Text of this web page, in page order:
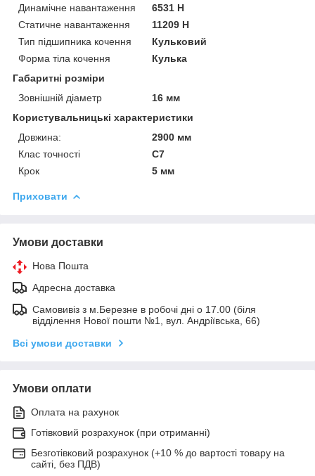
Динамічне навантаження
6531 Н
Статичне навантаження
11209 Н
Тип підшипника кочення
Кульковий
Форма тіла кочення
Кулька
Габаритні розміри
Зовнішній діаметр
16 мм
Користувальницькі характеристики
Довжина:
2900 мм
Клас точності
С7
Крок
5 мм
Приховати
Умови доставки
Нова Пошта
Адресна доставка
Самовивіз з м.Березне в робочі дні о 17.00 (біля
відділення Нової пошти №1, вул. Андріївська, 66)
Всі умови доставки
Умови оплати
Оплата на рахунок
Готівковий розрахунок (при отриманні)
Безготівковий розрахунок (+10 % до вартості товару на
сайті, без ПДВ)